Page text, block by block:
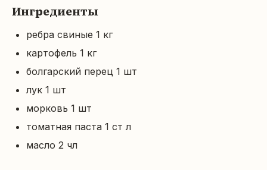
Ингредиенты
ребра свиные 1 кг
картофель 1 кг
болгарский перец 1 шт
лук 1 шт
морковь 1 шт
томатная паста 1 ст л
масло 2 чл